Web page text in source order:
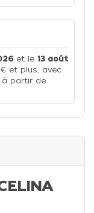
et le 13 août
et plus, avec
à partir de